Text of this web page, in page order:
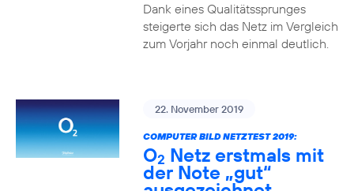
Dank eines Qualitätssprunges
steigerte sich das Netz im Vergleich
zum Vorjahr noch einmal deutlich.
22. November 2019
COMPUTER BILD NETZTEST 2019:
O2 Netz erstmals mit
der Note „gut“